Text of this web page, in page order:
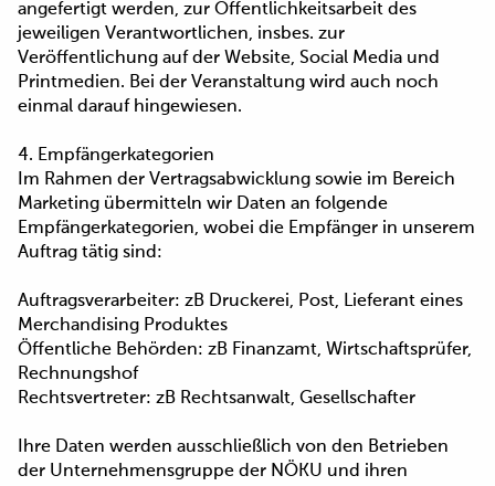
angefertigt werden, zur Öffentlichkeitsarbeit des
jeweiligen Verantwortlichen, insbes. zur
Veröffentlichung auf der Website, Social Media und
Printmedien. Bei der Veranstaltung wird auch noch
einmal darauf hingewiesen.
4. Empfängerkategorien
Im Rahmen der Vertragsabwicklung sowie im Bereich
Marketing übermitteln wir Daten an folgende
Empfängerkategorien, wobei die Empfänger in unserem
Auftrag tätig sind:
Auftragsverarbeiter: zB Druckerei, Post, Lieferant eines
Merchandising Produktes
Öffentliche Behörden: zB Finanzamt, Wirtschaftsprüfer,
Rechnungshof
Rechtsvertreter: zB Rechtsanwalt, Gesellschafter
Ihre Daten werden ausschließlich von den Betrieben
der Unternehmensgruppe der NÖKU und ihren